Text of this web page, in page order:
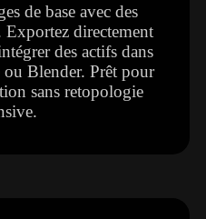
de base avec des
directement
des actifs dans
Blender. Prêt pour
sans retopologie